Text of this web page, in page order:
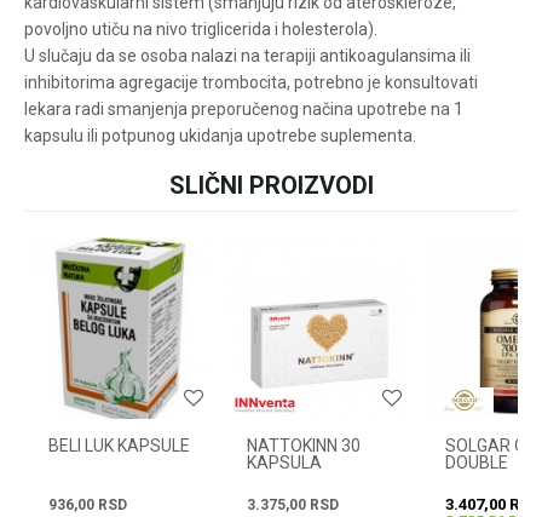
lja.rs
ili pozovite:
+381631105804
Radno vreme
08h do 16h
povoljno utiču na nivo triglicerida i holesterola).
U slučaju da se osoba nalazi na terapiji antikoagulansima ili
inhibitorima agregacije trombocita, potrebno je konsultovati
lekara radi smanjenja preporučenog načina upotrebe na 1
kapsulu ili potpunog ukidanja upotrebe suplementa.
Email
Poruka
SLIČNI PROIZVODI
BELI LUK KAPSULE
936,00 RSD
NATTOKINN 30
KAPSULA
3.375,00 RSD
SOLGAR
DOUBLE
KAPSULA
3.407,00 RSD